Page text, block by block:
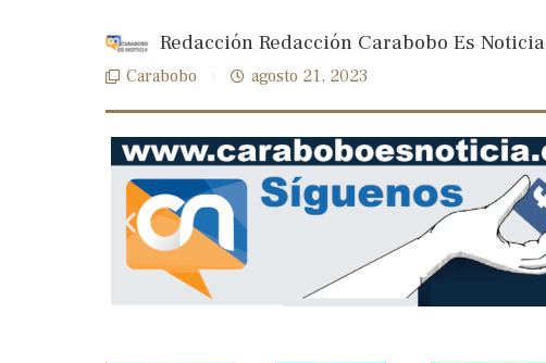
Redacción Redacción Carabobo Es Noticia
Carabobo agosto 21, 2023